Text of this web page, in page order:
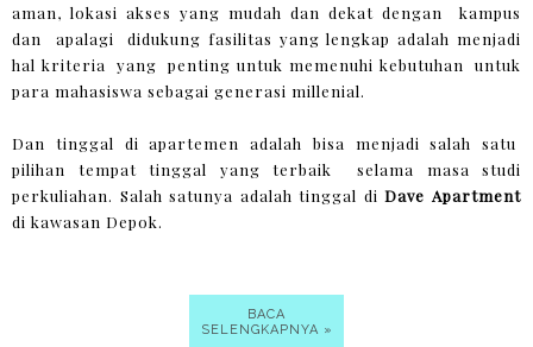
aman, lokasi akses yang mudah dan dekat dengan kampus
dan apalagi didukung fasilitas yang lengkap adalah menjadi
hal kriteria yang penting untuk memenuhi kebutuhan untuk
para mahasiswa sebagai generasi millenial.
Dan tinggal di apartemen adalah bisa menjadi salah satu
pilihan tempat tinggal yang terbaik selama masa studi
perkuliahan. Salah satunya adalah tinggal diDave Apartment
di kawasan Depok.
BACA
SELENGKAPNYA »